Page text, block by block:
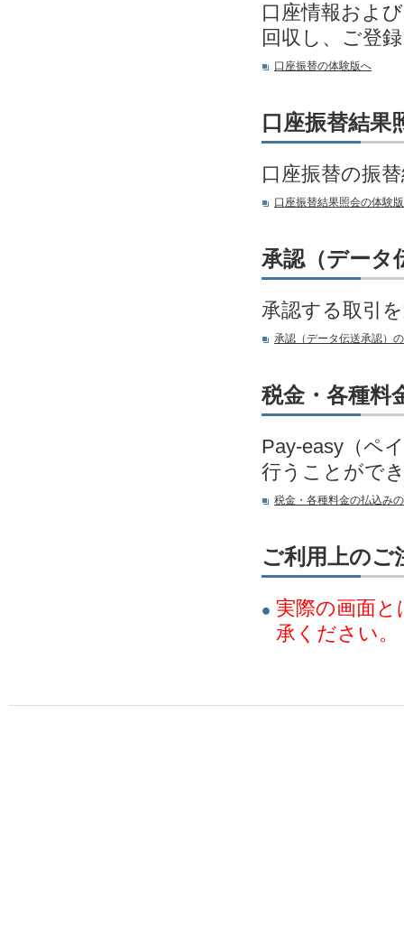
口座情報およ
回収し、ご登
口座振替の体験版へ
口座振替結果
口座振替の振
口座振替結果照会の体験
承認（データ
承認する取引
承認（データ伝送承認）
税金・各種料
Pay-easy（ペ
行うことがで
税金・各種料金の払込み
ご利用上のご
実際の画面
承ください。